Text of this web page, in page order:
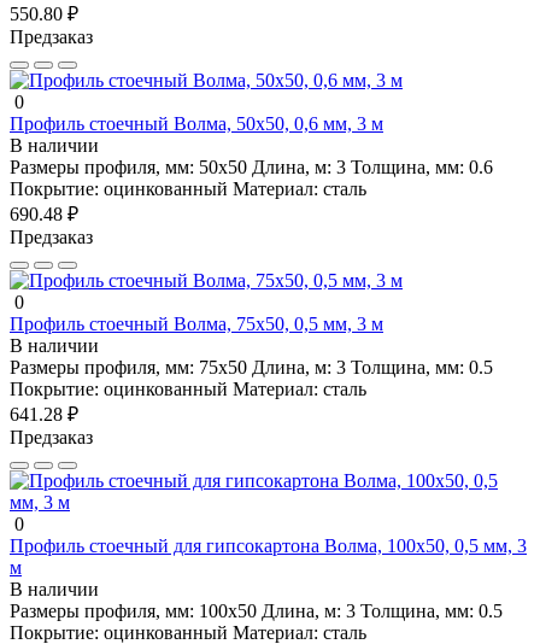
550.80 ₽
Предзаказ
0
Профиль стоечный Волма, 50х50, 0,6 мм, 3 м
В наличии
Размеры профиля, мм: 50х50 Длина, м: 3 Толщина, мм: 0.6
Покрытие: оцинкованный Материал: сталь
690.48 ₽
Предзаказ
0
Профиль стоечный Волма, 75х50, 0,5 мм, 3 м
В наличии
Размеры профиля, мм: 75х50 Длина, м: 3 Толщина, мм: 0.5
Покрытие: оцинкованный Материал: сталь
641.28 ₽
Предзаказ
0
Профиль стоечный для гипсокартона Волма, 100х50, 0,5 мм, 3
м
В наличии
Размеры профиля, мм: 100х50 Длина, м: 3 Толщина, мм: 0.5
Покрытие: оцинкованный Материал: сталь